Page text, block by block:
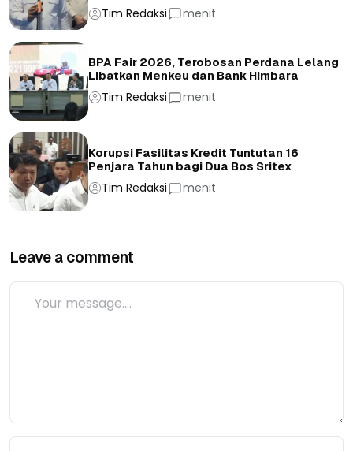
Tim Redaksi menit
BPA Fair 2026, Terobosan Perdana Lelang
Libatkan Menkeu dan Bank Himbara
Tim Redaksi menit
Korupsi Fasilitas Kredit Tuntutan 16
Penjara Tahun bagi Dua Bos Sritex
Tim Redaksi menit
Leave a comment